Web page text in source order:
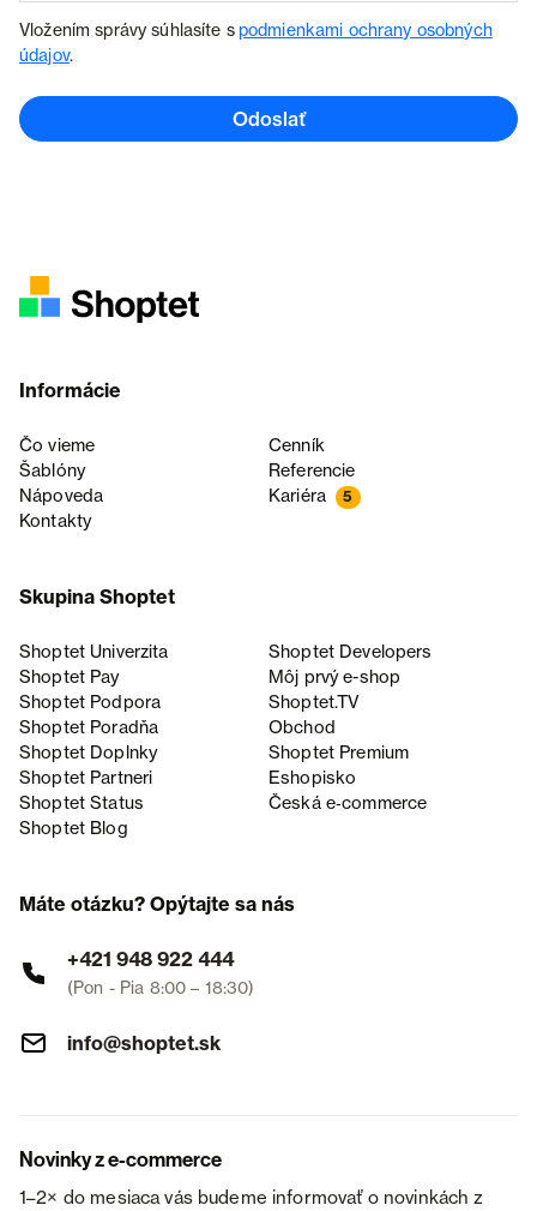
Vložením správy súhlasíte spodmienkami ochrany osobných
údajov.
Odoslať
Informácie
Čo vieme
Cenník
Šablóny
Referencie
Nápoveda
Kariéra 5
Kontakty
Skupina Shoptet
Shoptet Univerzita
Shoptet Developers
Shoptet Pay
Môj prvý e-shop
Shoptet Podpora
Shoptet.TV
Shoptet Poradňa
Obchod
Shoptet Doplnky
Shoptet Premium
Shoptet Partneri
Eshopisko
Shoptet Status
Česká e‑commerce
Shoptet Blog
Máte otázku? Opýtajte sa nás
+421 948 922 444
(Pon - Pia 8:00 – 18:30)
info@shoptet.sk
Novinky z e-commerce
1–2× do mesiaca vás budeme informovať o novinkách z